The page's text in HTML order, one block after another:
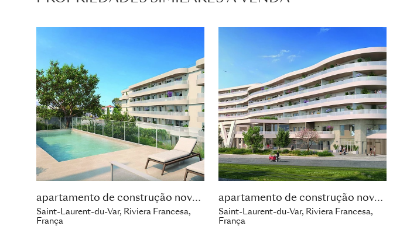
apartamento de construção nova com 1 quarto
Saint-Laurent-du-Var, Riviera Francesa,
França
apartamento de construção nova com 1 quarto
Saint-Laurent-du-Var, Riviera Francesa,
França